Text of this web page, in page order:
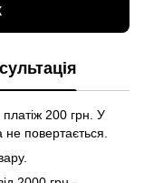
200 грн. У
повертається.